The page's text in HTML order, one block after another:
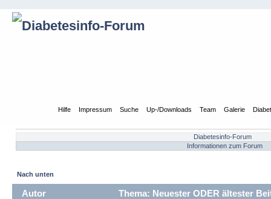
Hilfe Impressum Suche Up-/Downloads Team Galerie
Diabetesinfo-Forum
Informationen zum Forum
Nach unten
Autor Thema: Neuester ODER ältester